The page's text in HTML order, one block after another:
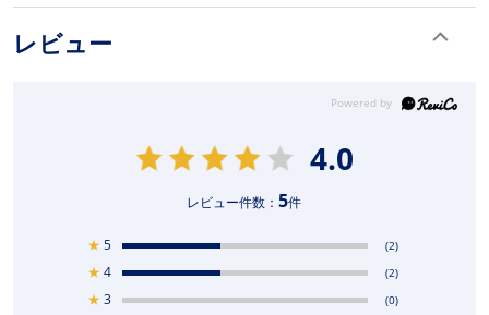
レビュー
4.0
レビュー件数：5件
★ 5 (2)
★ 4 (2)
★ 3 (0)